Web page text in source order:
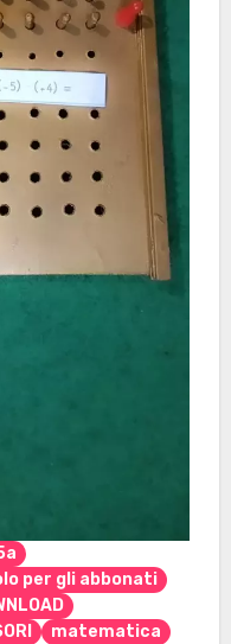
per gli abbonati
matematica